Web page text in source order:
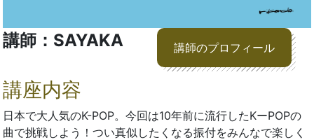
講師：SAYAKA 講師のプロフィール
講座内容
日本で大人気のK-POP。今回は10年前に流行したKーPOPの
曲で挑戦しよう！つい真似したくなる振付をみんなで楽しく